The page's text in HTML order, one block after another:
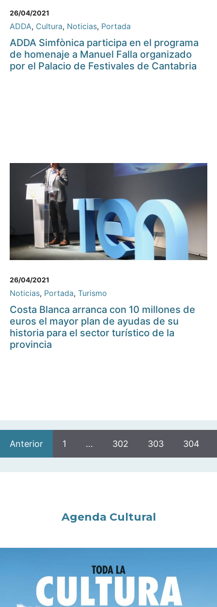
26/04/2021
ADDA, Cultura, Noticias, Portada
ADDA Simfònica participa en el programa
de homenaje a Manuel Falla organizado
por el Palacio de Festivales de Cantabria
26/04/2021
Noticias, Portada, Turismo
Costa Blanca arranca con 10 millones de
euros el mayor plan de ayudas de su
historia para el sector turístico de la
provincia
Anterior 1 … 302 303 304
Agenda Cultural